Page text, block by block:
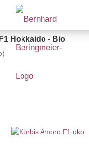
Hokkaido - Bio
)